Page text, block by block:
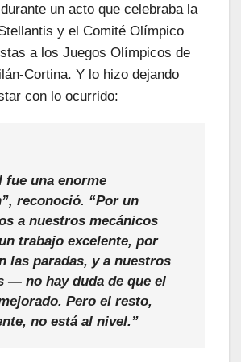
un acto que celebraba la
y el Comité Olímpico
a los Juegos Olímpicos de
Cortina. Y lo hizo dejando
con lo ocurrido:
fue una enorme
reconoció. “Por un
a nuestros mecánicos
trabajo excelente, por
las paradas, y a nuestros
— no hay duda de que el
Pero el resto,
no está al nivel.”